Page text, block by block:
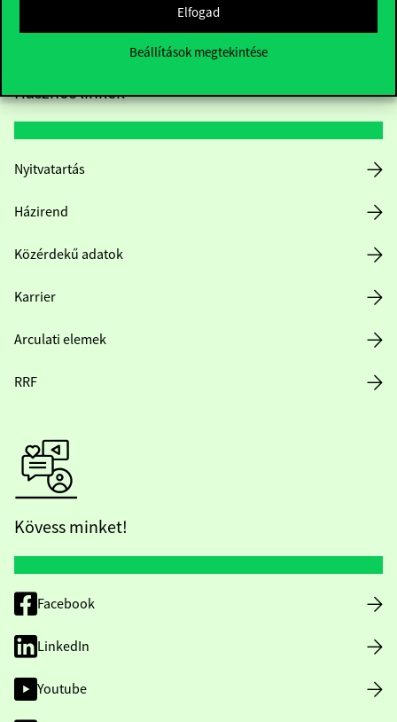
Elfogad
Beállítások megtekintése
Hasznos linkek
Nyitvatartás
Házirend
Közérdekű adatok
Karrier
Arculati elemek
RRF
Kövess minket!
Facebook
LinkedIn
Youtube